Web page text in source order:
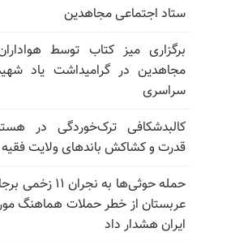
ستاد اجتماعی مجاهدین
برگزاری میز کتاب توسط
مجاهدین در گرامیداشت یاد
سراسری
کالبدشکافی ترک‌خوردگی در
قدرت و کشاکش باندهای ولایت فقیه
حمله حوثی‌ها به
عربستان از خطر حملات هماهنگ
ایران هشدار داد